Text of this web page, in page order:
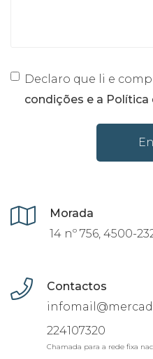
Declaro que li e
condições e a Política
Morada
14 nº 756, 4500-
Contactos
224107320
Chamada para a rede fixa